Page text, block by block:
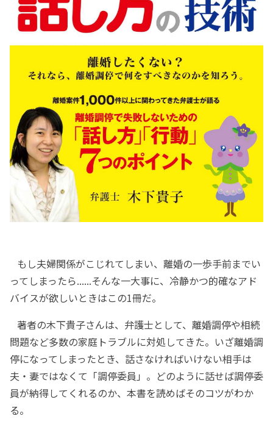
もし夫婦関係がこじれてしまい、離婚の一歩手前までい
ってしまったら......そんな一大事に、冷静かつ的確なアド
バイスが欲しいときはこの1冊だ。
著者の木下貴子さんは、弁護士として、離婚調停や相続
問題など多数の家庭トラブルに対処してきた。いざ離婚調
停になってしまったとき、話さなければいけない相手は
夫・妻ではなくて「調停委員」。どのように話せば調停委
員が納得してくれるのか、本書を読めばそのコツがわか
る。